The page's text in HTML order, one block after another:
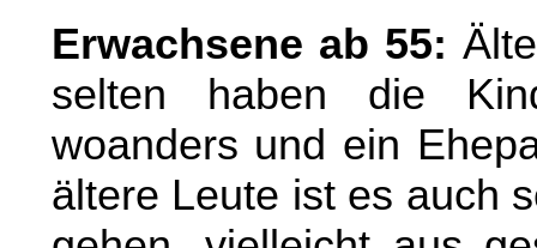
Erwachsene ab 55:
selten haben die
woanders und ein
ältere Leute ist es auch